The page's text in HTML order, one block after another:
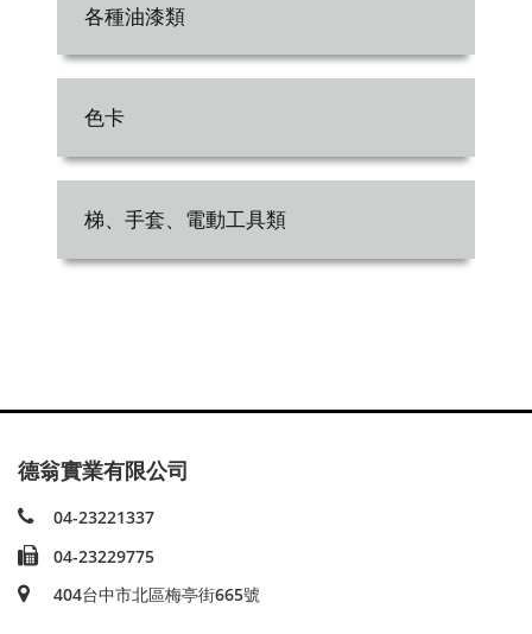
各種油漆類
色卡
梯、手套、電動工具類
德翁實業有限公司
04-23221337
04-23229775
404台中市北區梅亭街665號